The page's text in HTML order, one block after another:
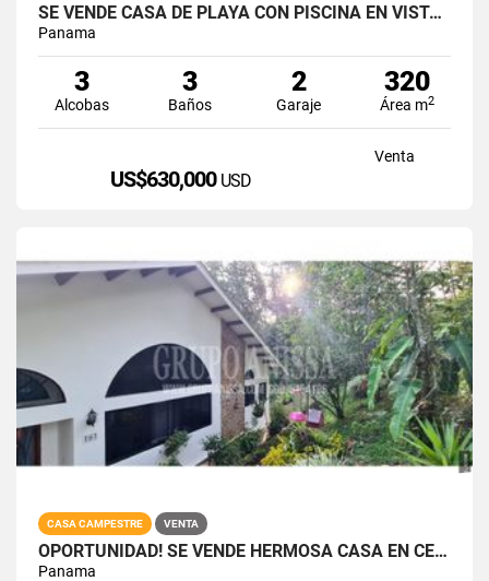
SE VENDE CASA DE PLAYA CON PISCINA EN VISTAMAR SAN CARLOS
Panama
3
Alcobas
3
Baños
2
Garaje
320
Área m2
Venta
US$630,000 USD
CASA CAMPESTRE VENTA
OPORTUNIDAD! SE VENDE HERMOSA CASA EN CERRO AZUL
Panama